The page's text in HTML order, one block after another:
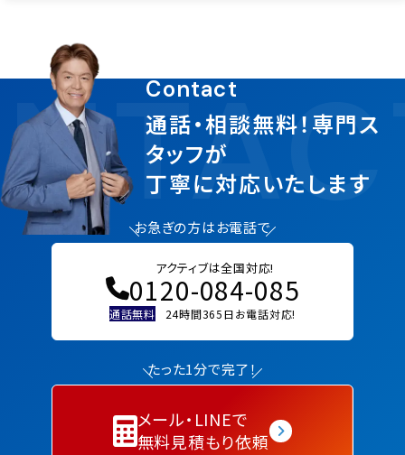
Contact
通話・相談無料！専門ス
タッフが
丁寧に対応いたします
お急ぎの方はお電話で
アクティブは全国対応!
0120-084-085
通話無料 24時間365日お電話対応!
たった1分で完了！
メール・LINEで
無料見積もり依頼